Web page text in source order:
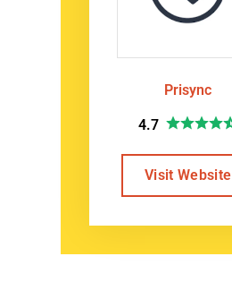
Prisync
4.7
Visit Website